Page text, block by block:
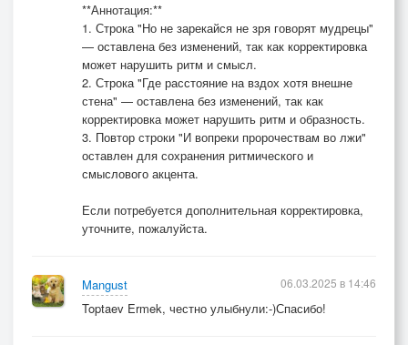
**Аннотация:**
1. Строка "Но не зарекайся не зря говорят мудрецы"
— оставлена без изменений, так как корректировка
может нарушить ритм и смысл.
2. Строка "Где расстояние на вздох хотя внешне
стена" — оставлена без изменений, так как
корректировка может нарушить ритм и образность.
3. Повтор строки "И вопреки пророчествам во лжи"
оставлен для сохранения ритмического и
смыслового акцента.
Если потребуется дополнительная корректировка,
уточните, пожалуйста.
Mangust
Toptaev Ermek, честно улыбнули:-)Спасибо!
06.03.2025 в 14:46